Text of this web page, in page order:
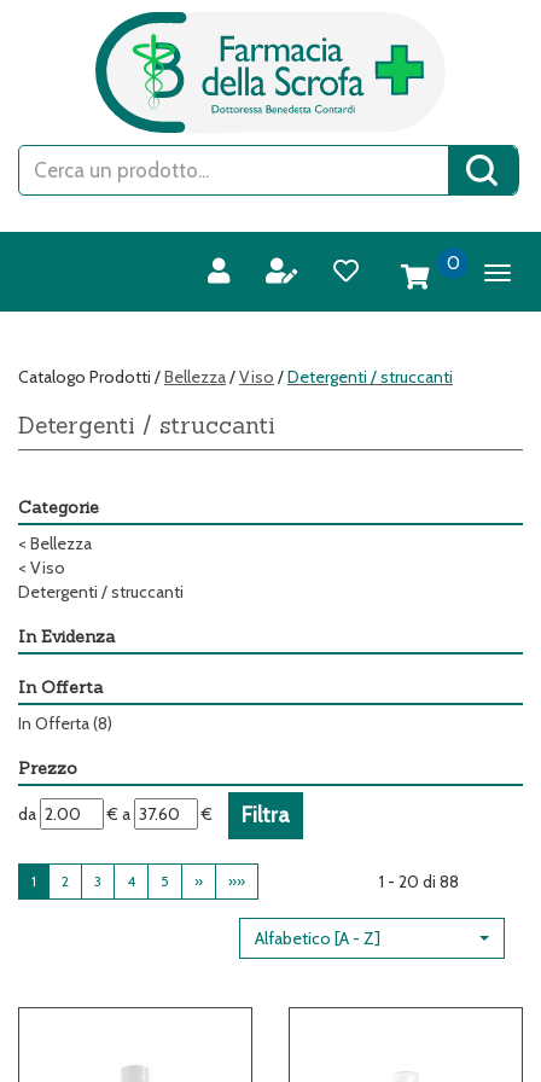
Cerca
Prodotto
0prodotti
inseriti
Catalogo Prodotti /Bellezza/Viso /Detergenti / struccanti
Detergenti / struccanti
Categorie
< Bellezza
< Viso
Detergenti / struccanti
In Evidenza
In Offerta
In Offerta(8)
Prezzo
filtra
da
da €
filtra
a
a €
1 2 3 4 5 » »» 1 - 20 di 88
Alfabetico [A - Z]